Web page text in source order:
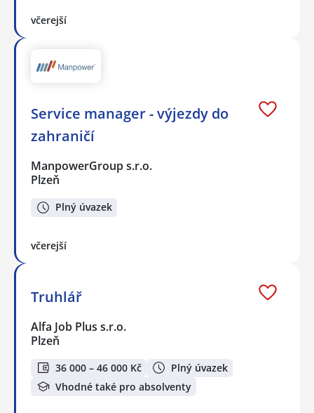
včerejší
Service manager - výjezdy do
zahraničí
ManpowerGroup s.r.o.
Plzeň
Plný úvazek
včerejší
Truhlář
Alfa Job Plus s.r.o.
Plzeň
36 000 – 46 000 Kč
Plný úvazek
Vhodné také pro absolventy